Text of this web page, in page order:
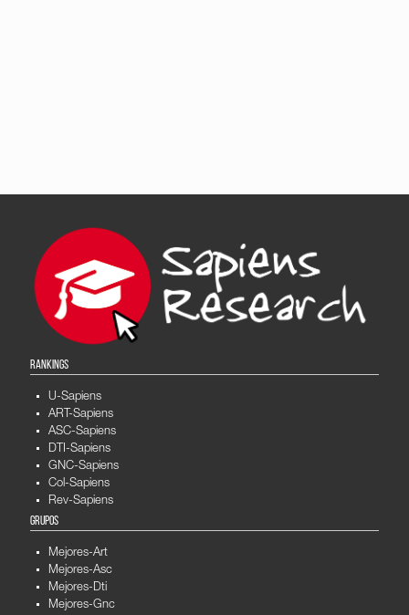
RANKINGS
U-Sapiens
ART-Sapiens
ASC-Sapiens
DTI-Sapiens
GNC-Sapiens
Col-Sapiens
Rev-Sapiens
GRUPOS
Mejores-Art
Mejores-Asc
Mejores-Dti
Mejores-Gnc